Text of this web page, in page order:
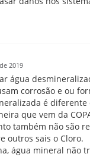
2019
água
corrosão e ou
é diferente
que vem da
também não são
outros sais o Cloro.
água mineral não